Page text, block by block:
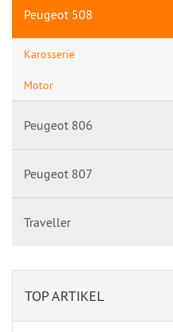
Peugeot 508
Karosserie
Motor
Peugeot 806
Peugeot 807
Traveller
TOP ARTIKEL